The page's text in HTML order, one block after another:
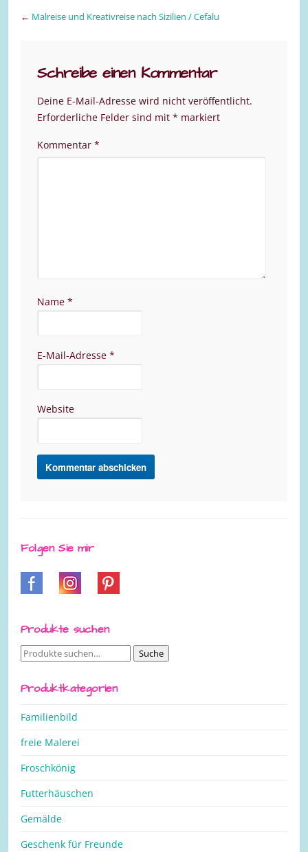
← Malreise und Kreativreise nach Sizilien / Cefalu
Schreibe einen Kommentar
Deine E-Mail-Adresse wird nicht veröffentlicht.
Erforderliche Felder sind mit * markiert
Kommentar *
Name *
E-Mail-Adresse *
Website
Folgen Sie mir
Produkte suchen
Suche
Suche
Produktkategorien
Familienbild
freie Malerei
Froschkönig
Futterhäuschen
Gemälde
Geschenk für Freunde